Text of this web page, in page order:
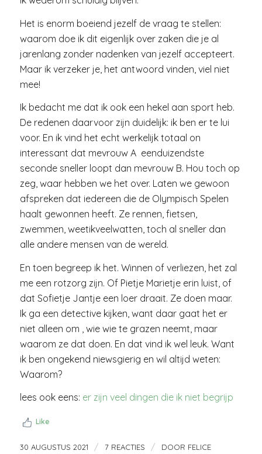
Het is enorm boeiend jezelf de vraag te stellen:
waarom doe ik dit eigenlijk over zaken die je al
jarenlang zonder nadenken van jezelf accepteert.
Maar ik verzeker je, het antwoord vinden, viel niet
mee!
Ik bedacht me dat ik ook een hekel aan sport heb.
De redenen daarvoor zijn duidelijk: ik ben er te lui
voor. En ik vind het echt werkelijk totaal on
interessant dat mevrouw A eenduizendste
seconde sneller loopt dan mevrouw B. Hou toch op
zeg, waar hebben we het over. Laten we gewoon
afspreken dat iedereen die de Olympisch Spelen
haalt gewonnen heeft. Ze rennen, fietsen,
zwemmen, weetikveelwatten, toch al sneller dan
alle andere mensen van de wereld.
En toen begreep ik het. Winnen of verliezen, het zal
me een rotzorg zijn. Of Pietje Marietje erin luist, of
dat Sofietje Jantje een loer draait. Ze doen maar.
Ik ga een detective kijken, want daar gaat het er
niet alleen om , wie wie te grazen neemt, maar
waarom ze dat doen. En dat vind ik wel leuk. Want
ik ben ongekend niewsgierig en wil altijd weten:
Waarom?
lees ook eens: er zijn veel dingen die ik niet begrijp
Like
30 AUGUSTUS 2021 / 7 REACTIES / DOOR FELICE